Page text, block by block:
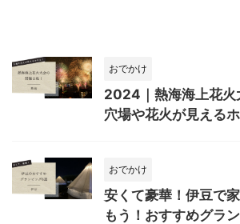
おでかけ
2024｜熱海海上花火
穴場や花火が見える
おでかけ
安くて豪華！伊豆で
もう！おすすめグラ